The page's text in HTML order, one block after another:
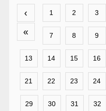
‹
«
1 2 3
7 8 9
13 14 15 16
21 22 23 24
29 30 31 32